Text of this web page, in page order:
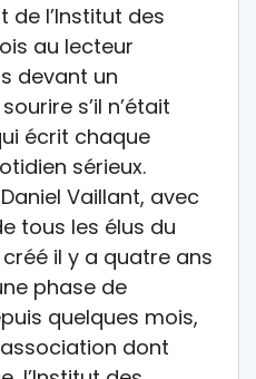
de l’Institut des
au lecteur
devant un
s’il n’était
écrit chaque
sérieux.
Vaillant, avec
tous les élus du
il y a quatre ans
phase de
quelques mois,
dont